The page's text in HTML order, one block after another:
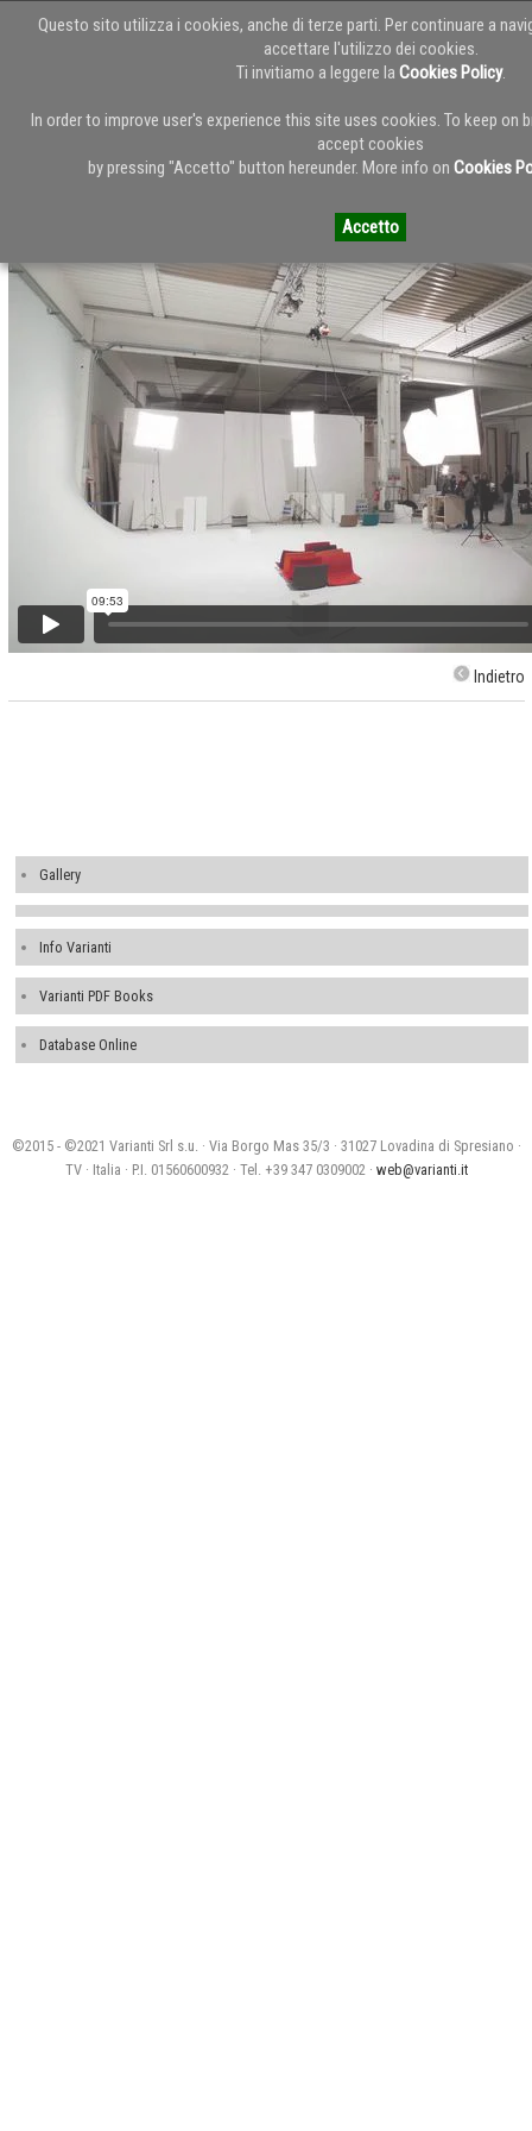
Questo sito utilizza i cookies, anche di terze parti. Per continuare a
accettare l'utilizzo dei cookies.
Ti invitiamo a leggere la Cookies Policy.
In order to improve user's experience this site uses cookies. To keep on
accept cookies
by pressing "Accetto" button hereunder. More info on Cookies
Accetto
Torna alla Home del Blog
Video time-lapse - Arper Servizio fotografico in studio
Indietro
Gallery
Info Varianti
Varianti PDF Books
Database Online
©2015 - ©2021 Varianti Srl s.u. · Via Borgo Mas 35/3 · 31027 Lovadina di Spresiano ·
TV · Italia · P.I. 01560600932 · Tel. +39 347 0309002 · web@varianti.it